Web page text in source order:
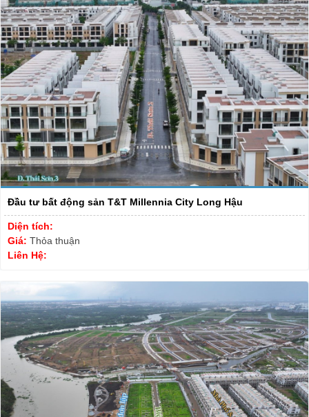
Đầu tư bất động sản T&T Millennia City Long Hậu
Diện tích:
Giá: Thỏa thuận
Liên Hệ: